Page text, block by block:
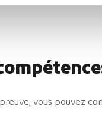
vous pouvez